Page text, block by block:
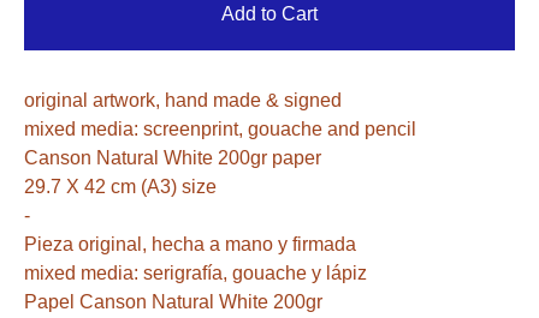
Add to Cart
original artwork, hand made & signed
mixed media: screenprint, gouache and pencil
Canson Natural White 200gr paper
29.7 X 42 cm (A3) size
-
Pieza original, hecha a mano y firmada
mixed media: serigrafía, gouache y lápiz
Papel Canson Natural White 200gr